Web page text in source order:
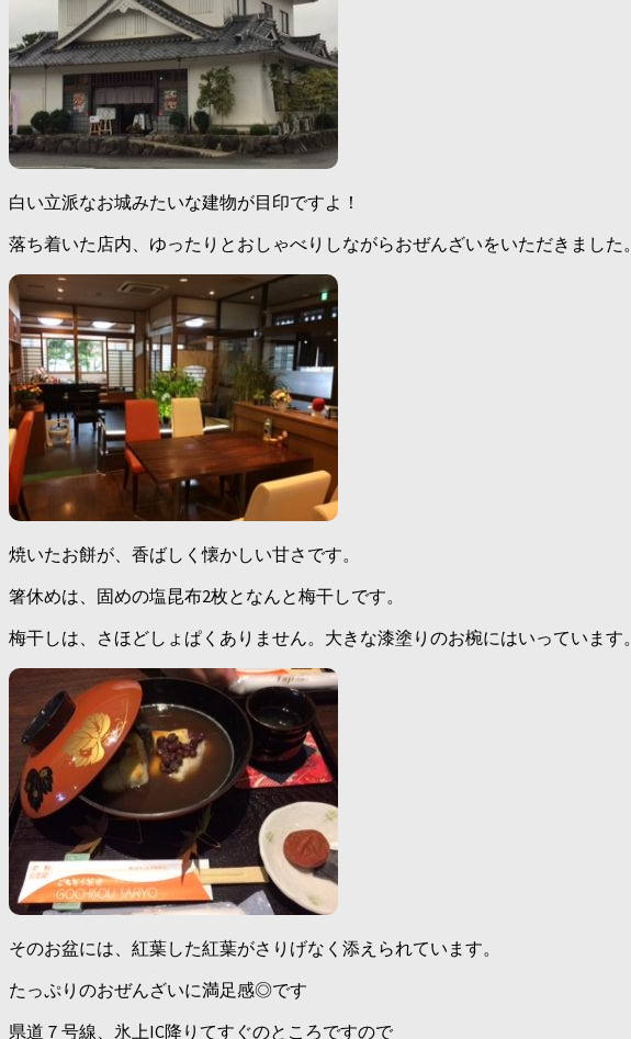
白い立派なお城みたいな建物が目印ですよ！
落ち着いた店内、ゆったりとおしゃべりしながらおぜんざいをいただきました。
焼いたお餅が、香ばしく懐かしい甘さです。
箸休めは、固めの塩昆布2枚となんと梅干しです。
梅干しは、さほどしょぱくありません。大きな漆塗りのお椀にはいっています。
そのお盆には、紅葉した紅葉がさりげなく添えられています。
たっぷりのおぜんざいに満足感◎です
県道７号線、氷上IC降りてすぐのところですので